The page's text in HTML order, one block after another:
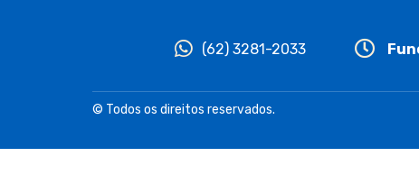
(62) 3281-2033
© Todos os direitos reservados.